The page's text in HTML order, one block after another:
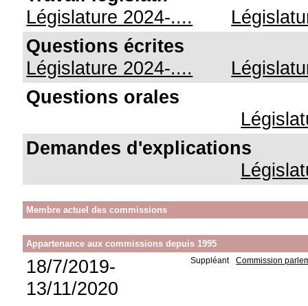
Législature 2024-....
Questions écrites
Législature 2024-....
Questions orales
Demandes d'explications
Membre actuel des commissions
Appartenance aux commissions depuis 1995
18/7/2019-
13/11/2020
Suppléant Commission